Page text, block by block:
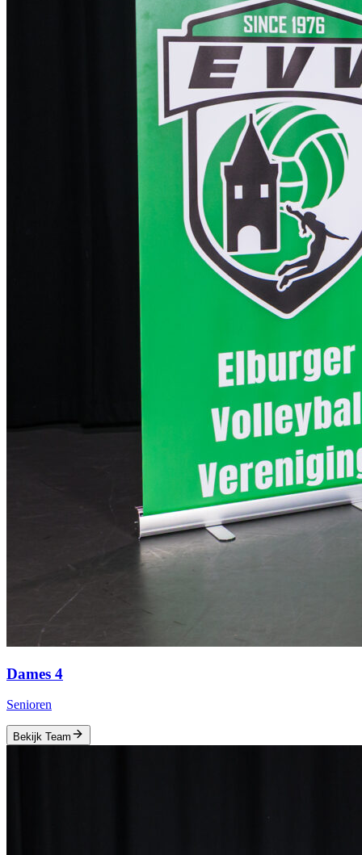
Dames 4
Senioren
Bekijk Team